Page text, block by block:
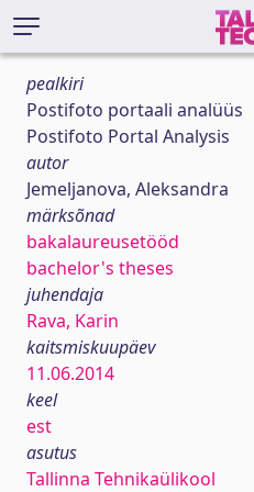
pealkiri
Postifoto portaali analüüs
Postifoto Portal Analysis
autor
Jemeljanova, Aleksandra
märksõnad
bakalaureusetööd
bachelor's theses
juhendaja
Rava, Karin
kaitsmiskuupäev
11.06.2014
keel
est
asutus
Tallinna Tehnikaülikool